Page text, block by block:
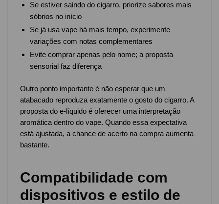
Se estiver saindo do cigarro, priorize sabores mais
sóbrios no início
Se já usa vape há mais tempo, experimente
variações com notas complementares
Evite comprar apenas pelo nome; a proposta
sensorial faz diferença
Outro ponto importante é não esperar que um
atabacado reproduza exatamente o gosto do cigarro. A
proposta do e-líquido é oferecer uma interpretação
aromática dentro do vape. Quando essa expectativa
está ajustada, a chance de acerto na compra aumenta
bastante.
Compatibilidade com
dispositivos e estilo de